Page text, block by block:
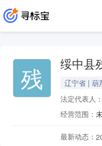
残 绥中县
辽宁省 | 葫
法定代表人：
经营范围：
最新动态：